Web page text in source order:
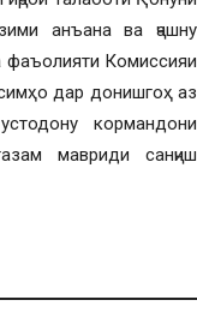
анъана ва ҷашну
фаъолияти Комиссияи
дар донишгоҳ аз
кормандони
мавриди санҷиш